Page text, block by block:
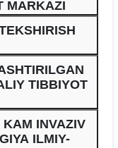
MARKAZI
TIBBIYOT
INVAZIV
ILMIY-